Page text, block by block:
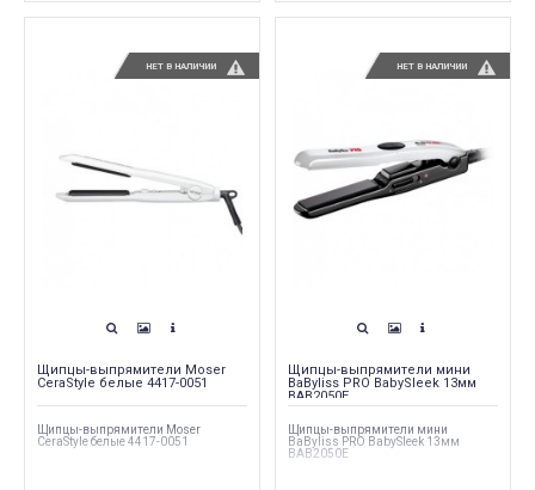
НЕТ В НАЛИЧИИ
Щипцы-выпрямители Moser
CeraStyle белые 4417-0051
Щипцы-выпрямители Moser
CeraStyle белые 4417-0051
НЕТ В НАЛИЧИИ
Щипцы-выпрямители мини
BaByliss PRO BabySleek 13мм
BAB2050E
Щипцы-выпрямители мини
BaByliss PRO BabySleek 13мм
BAB2050E